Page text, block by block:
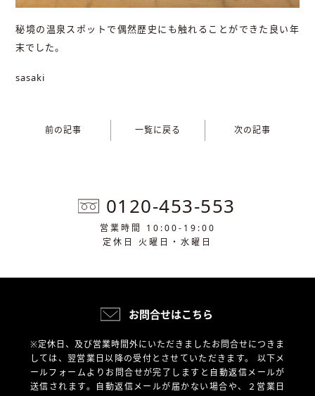
秘境の温泉スポットで偶然歴史にも触れることができた良い年
末でした。
sasaki
前の記事 一覧に戻る 次の記事
0120-453-553
営業時間 10:00-19:00
定休日 火曜日・水曜日
お問合せはこちら
※定休日、及び営業時間外にいただきましたお問合せにつきま
しては、翌営業日以降の受付とさせていただきます。 以下メ
ールフォームよりお問合せが完了しますと自動返信メールが
送信されます。自動返信メールが届かない場合や、
２営業日